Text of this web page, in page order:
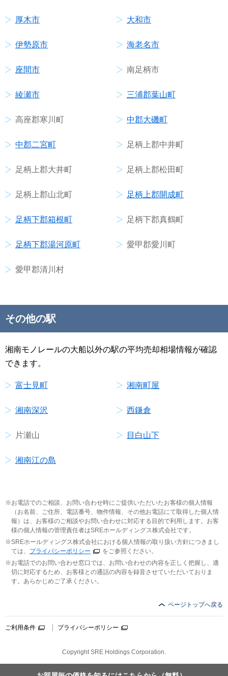
厚木市 大和市
伊勢原市 海老名市
座間市 南足柄市
綾瀬市 三浦郡葉山町
高座郡寒川町 中郡大磯町
中郡二宮町 足柄上郡中井町
足柄上郡大井町 足柄上郡松田町
足柄上郡山北町 足柄上郡開成町
足柄下郡箱根町 足柄下郡真鶴町
足柄下郡湯河原町 愛甲郡愛川町
愛甲郡清川村
その他の駅
湘南モノレールの大船以外の駅の平均売却相場情報が確認
できます。
富士見町 湘南町屋
湘南深沢 西鎌倉
片瀬山 目白山下
湘南江の島
お電話でのご相談、お問い合わせ時にご提供いただいたお客様の個人情報
（お名前、ご住所、電話番号、物件情報、その他お電話にて取得した個人情
報）は、お客様のご相談やお問い合わせに対応する目的で利用します。お客
様の個人情報の管理責任者はSREホールディングス株式会社です。
SREホールディングス株式会社における個人情報の取り扱い方針につきまし
ては、 プライバシーポリシー
をご参照ください。
お電話でのお問い合わせ窓口では、お問い合わせの内容を正しく把握し、適
切に対応するため、お客様との通話の内容を録音させていただいておりま
す。あらかじめご了承ください。
ページトップへ戻る
ご利用条件 プライバシーポリシー
Copyright SRE Holdings Corporation.